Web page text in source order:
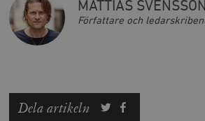
MATTIAS SVENSSON
Författare och
Dela artikeln